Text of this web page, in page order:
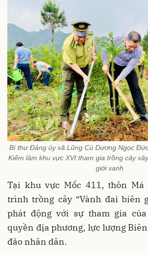
Bí thư Đảng ủy xã Lũng Cú Dương Ngọc
Kiểm lâm khu vực XVI tham gia trồng cây
giới xanh
Tại khu vực Mốc 411, thôn Má
trình trồng cây “Vành đai biên
phát động với sự tham gia
quyền địa phương, lực lượng
đảo nhân dân.